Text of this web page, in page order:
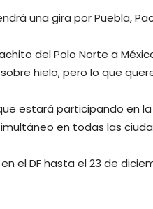
una gira por Puebla,
del Polo Norte a
hielo, pero lo que
estará participando en
en todas las
el DF hasta el 23 de